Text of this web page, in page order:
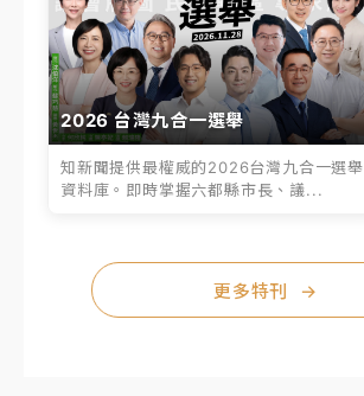
2026 台灣九合一選舉
知新聞提供最權威的2026台灣九合一選舉
資料庫。即時掌握六都縣市長、議...
更多特刊 →